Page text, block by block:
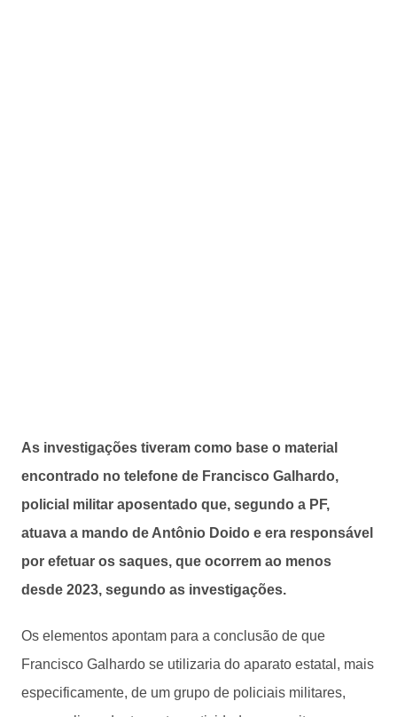
As investigações tiveram como base o material
encontrado no telefone de Francisco Galhardo,
policial militar aposentado que, segundo a PF,
atuava a mando de Antônio Doido e era responsável
por efetuar os saques, que ocorrem ao menos
desde 2023, segundo as investigações.
Os elementos apontam para a conclusão de que
Francisco Galhardo se utilizaria do aparato estatal, mais
especificamente, de um grupo de policiais militares,